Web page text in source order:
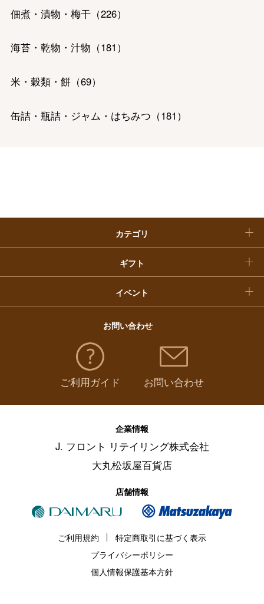
佃煮・漬物・梅干（226）
海苔・乾物・汁物 （181 ）
米・穀類・餅（69）
缶詰・瓶詰・ジャム・はちみつ （181 ）
惣菜・弁当・鍋（821）
コーヒー・紅茶・日本茶・ドリンク（401）
チーズ・乳製品・冷凍食品 （ 124
フルーツ・野菜（135
麺類・レトルト食品（ 211
美容・健康食品（62
その他フード・スイーツ ）
カテゴリ
ビューティー
ファッション
ホーム＆インテリア
ギフト
大丸・松坂屋のギフト
出産内祝い
イベント
敬老の日
福袋
お問い合わせ
ご利用ガイド お問い合わせ
企業情報
J. フロント リテイリング株式会社
大丸松坂屋百貨店
店舗情報
ご利用規約
特定商取引に基づく表示
プライバシーポリシー
個人情報保護基本方針